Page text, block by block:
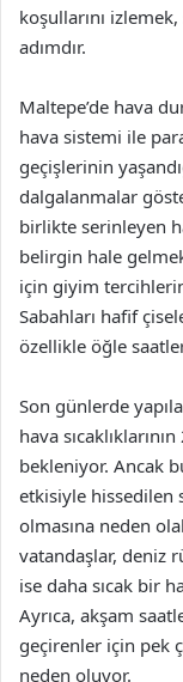
koşullarını
adımdır.
Maltepe’de hava
hava sistemi ile
geçişlerinin
dalgalanmalar
birlikte serinleyen
belirgin hale
için giyim
Sabahları hafif
özellikle öğle
Son günlerde
hava
bekleniyor. Ancak
etkisiyle hissedilen
olmasına neden
vatandaşlar, deniz
ise daha sıcak bir
Ayrıca, akşam
geçirenler için pek
neden oluyor.